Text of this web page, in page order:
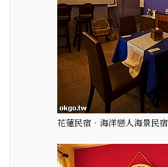
花蓮民宿．海洋戀人海景民宿